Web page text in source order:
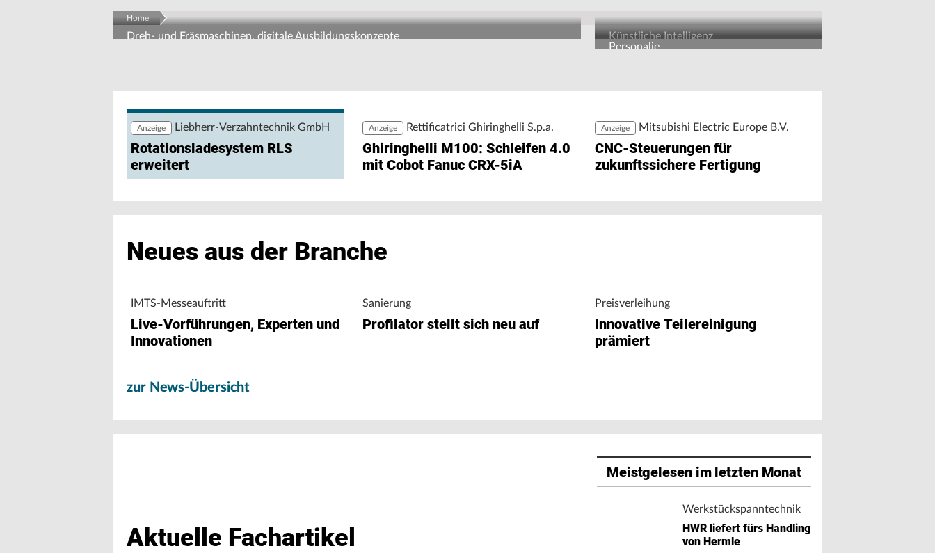
Home
Dreh- und Fräsmaschinen, digitale Ausbildungskonzepte
Maschinen
Künstliche Intelligenz
Personalie
Anzeige Liebherr-Verzahntechnik GmbH
Rotationsladesystem RLS
erweitert
Anzeige Rettificatrici Ghiringhelli S.p.a.
Ghiringhelli M100: Schleifen 4.0
mit Cobot Fanuc CRX-5iA
Anzeige Mitsubishi Electric Europe B.V.
CNC-Steuerungen für
zukunftssichere Fertigung
Neues aus der Branche
IMTS-Messeauftritt
Live-Vorführungen, Experten und
Innovationen
Sanierung
Profilator stellt sich neu auf
Preisverleihung
Innovative Teilereinigung
prämiert
zur News-Übersicht
Aktuelle Fachartikel
Meistgelesen im letzten Monat
Werkstückspanntechnik
HWR liefert fürs Handling
von Hermle